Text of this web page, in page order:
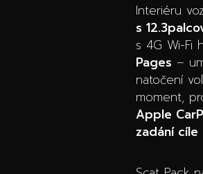
Interiéru
s
s 4G Wi-Fi
Pages –
natočení
moment,
Apple
zadání